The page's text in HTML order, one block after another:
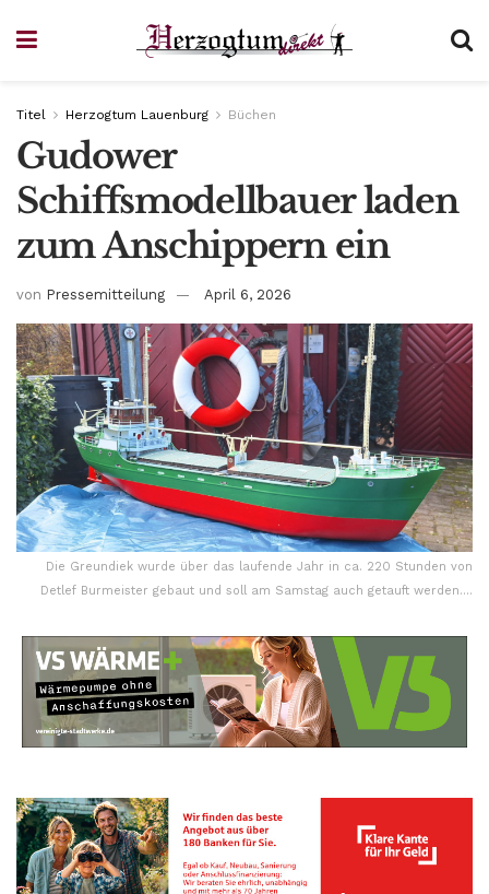
Titel Herzogtum Lauenburg Büchen
Gudower
Schiffsmodellbauer laden
zum Anschippern ein
von Pressemitteilung April 6, 2026
Die Greundiek wurde über das laufende Jahr in ca. 220 Stunden von
Detlef Burmeister gebaut und soll am Samstag auch getauft werden….